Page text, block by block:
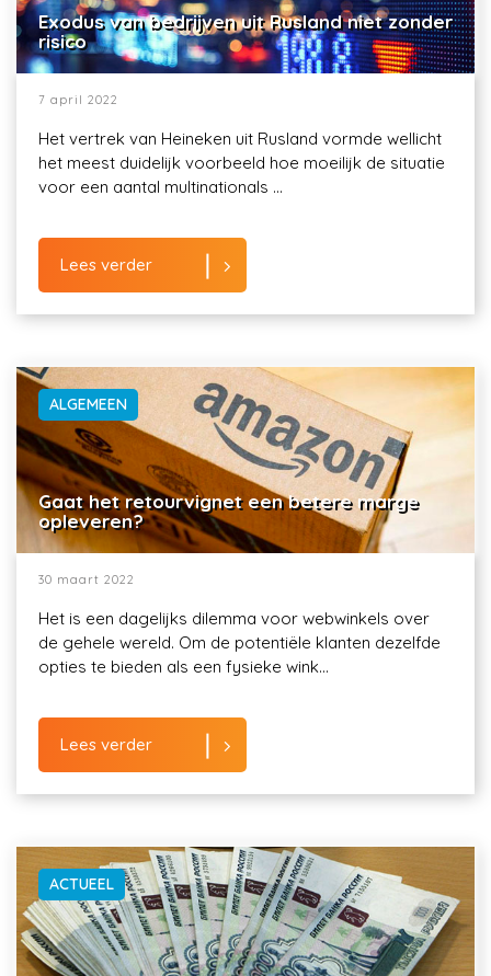
Exodus van bedrijven uit Rusland niet zonder
risico
7 april 2022
Het vertrek van Heineken uit Rusland vormde wellicht
het meest duidelijk voorbeeld hoe moeilijk de situatie
voor een aantal multinationals ...
Lees verder
ALGEMEEN
Gaat het retourvignet een betere marge
opleveren?
30 maart 2022
Het is een dagelijks dilemma voor webwinkels over
de gehele wereld. Om de potentiële klanten dezelfde
opties te bieden als een fysieke wink...
Lees verder
ACTUEEL